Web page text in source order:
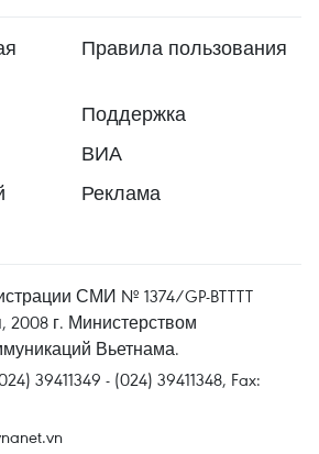
Правила пользования
Поддержка
ВИА
Реклама
СМИ № 1374/GP-BTTTT
2008 г. Министерством
Вьетнама.
39411349 - (024) 39411348, Fax: